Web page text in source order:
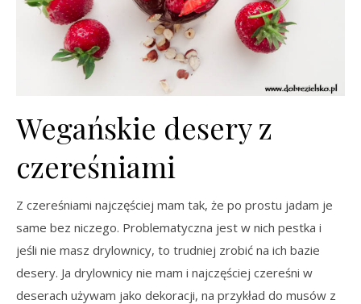
Wegańskie desery z
czereśniami
Z czereśniami najczęściej mam tak, że po prostu jadam je
same bez niczego. Problematyczna jest w nich pestka i
jeśli nie masz drylownicy, to trudniej zrobić na ich bazie
desery. Ja drylownicy nie mam i najczęściej czereśni w
deserach używam jako dekoracji, na przykład do musów z